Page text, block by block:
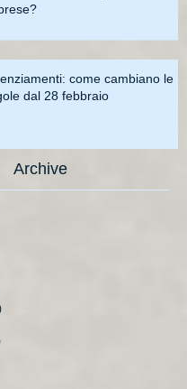
come cambiano le
dal 28 febbraio
Archive